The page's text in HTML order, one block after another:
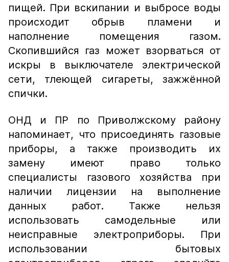
пищей. При вскипании и выбросе воды
происходит обрыв пламени и
наполнение помещения газом.
Скопившийся газ может взорваться от
искры в выключателе электрической
сети, тлеющей сигареты, зажжённой
спички.
ОНД и ПР по Приволжскому району
напоминает, что присоединять газовые
приборы, а также производить их
замену имеют право только
специалисты газового хозяйства при
наличии лицензии на выполнение
данных работ. Также нельзя
использовать самодельные или
неисправные электроприборы. При
использовании бытовых